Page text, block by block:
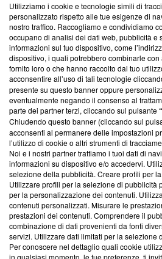
Questa sezione offre informazioni
News, sui nostri processi editoriali e
creare news di qualità. Inoltre,
‘Trust Project - News with Integrity’
ancora membro del programma, ma
parte; Trust Project non ha ancora
conformità agli standard.
Su di noi
Team editoriale
Corporate
Redazione
Informativa Privacy
Cookie Policy
Blasting SA, IDI CHE-247.845.224,
Lugano (Svizzera) Tel:+39
Utilizziamo i cookie e tecnologie simili di
personalizzato rispetto alle tue esigenze di
nostro traffico. Raccogliamo e condividiamo
occupano di analisi dei dati web, pubblicità e
informazioni sul tuo dispositivo, come
dispositivo, i quali potrebbero combinarle
fornito loro o che hanno raccolto dal tuo
acconsentire all’uso di tali tecnologie
presente su questo banner oppure
eventualmente negando il consenso al
parte dei partner terzi, cliccando sul pulsante
Chiudendo questo banner (cliccando sul
acconsenti al permanere delle impostazioni
l’utilizzo di cookie o altri strumenti di
Noi e i nostri partner trattiamo i tuoi dati di
informazioni su dispositivo e/o accedervi.
selezione della pubblicità. Creare profili per
Utilizzare profili per la selezione di pubblicità
per la personalizzazione dei contenuti.
contenuti personalizzati. Misurare le
prestazioni dei contenuti. Comprendere il
combinazione di dati provenienti da fonti
servizi. Utilizzare dati limitati per la selezione
Per conoscere nel dettaglio quali cookie
in qualsiasi momento, le tue preferenze, ti